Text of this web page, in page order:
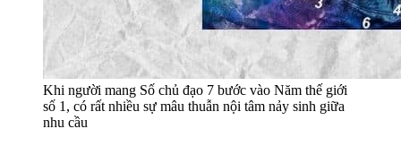
Khi người mang Số chủ đạo 7 bước vào Năm thế giới
số 1, có rất nhiều sự mâu thuẫn nội tâm nảy sinh giữa
nhu cầu